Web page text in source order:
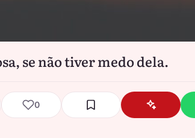
se não tiver medo dela.
0